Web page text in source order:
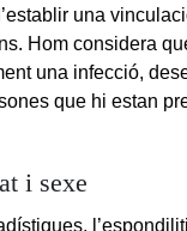
una
Hom considera
una infecció,
que hi estan
i sexe